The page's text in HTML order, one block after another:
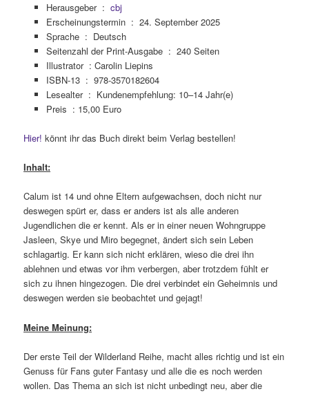
Herausgeber ‏ : ‎ cbj
Erscheinungstermin ‏ : ‎ 24. September 2025
Sprache ‏ : ‎ Deutsch
Seitenzahl der Print-Ausgabe ‏ : ‎ 240 Seiten
Illustrator : Carolin Liepins
ISBN-13 ‏ : ‎ 978-3570182604
Lesealter ‏ : ‎ Kundenempfehlung: 10–14 Jahr(e)
Preis : 15,00 Euro
Hier! könnt ihr das Buch direkt beim Verlag bestellen!
Inhalt:
Calum ist 14 und ohne Eltern aufgewachsen, doch nicht nur
deswegen spürt er, dass er anders ist als alle anderen
Jugendlichen die er kennt. Als er in einer neuen Wohngruppe
Jasleen, Skye und Miro begegnet, ändert sich sein Leben
schlagartig. Er kann sich nicht erklären, wieso die drei ihn
ablehnen und etwas vor ihm verbergen, aber trotzdem fühlt er
sich zu ihnen hingezogen. Die drei verbindet ein Geheimnis und
deswegen werden sie beobachtet und gejagt!
Meine Meinung:
Der erste Teil der Wilderland Reihe, macht alles richtig und ist ein
Genuss für Fans guter Fantasy und alle die es noch werden
wollen. Das Thema an sich ist nicht unbedingt neu, aber die